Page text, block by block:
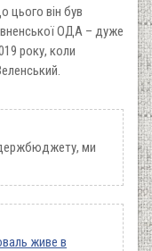
цього він був
ОДА – дуже
року, коли
ми
живе в